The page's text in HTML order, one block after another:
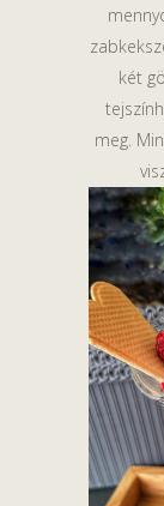
két
meg.